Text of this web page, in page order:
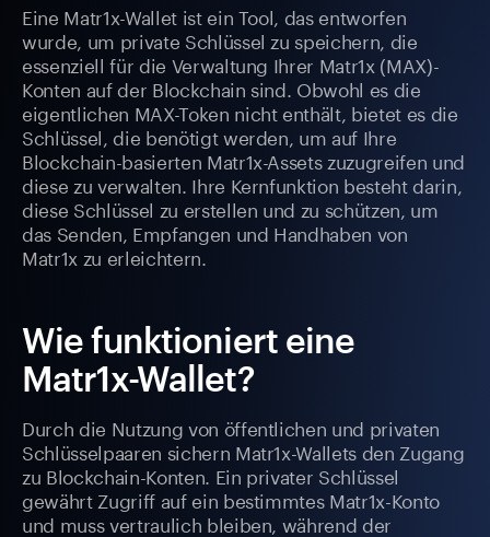
Eine Matr1x-Wallet ist ein Tool, das entworfen
wurde, um private Schlüssel zu speichern, die
essenziell für die Verwaltung Ihrer Matr1x (MAX)-
Konten auf der Blockchain sind. Obwohl es die
eigentlichen MAX-Token nicht enthält, bietet es die
Schlüssel, die benötigt werden, um auf Ihre
Blockchain-basierten Matr1x-Assets zuzugreifen und
diese zu verwalten. Ihre Kernfunktion besteht darin,
diese Schlüssel zu erstellen und zu schützen, um
das Senden, Empfangen und Handhaben von
Matr1x zu erleichtern.
Wie funktioniert eine
Matr1x-Wallet?
Durch die Nutzung von öffentlichen und privaten
Schlüsselpaaren sichern Matr1x-Wallets den Zugang
zu Blockchain-Konten. Ein privater Schlüssel
gewährt Zugriff auf ein bestimmtes Matr1x-Konto
und muss vertraulich bleiben, während der